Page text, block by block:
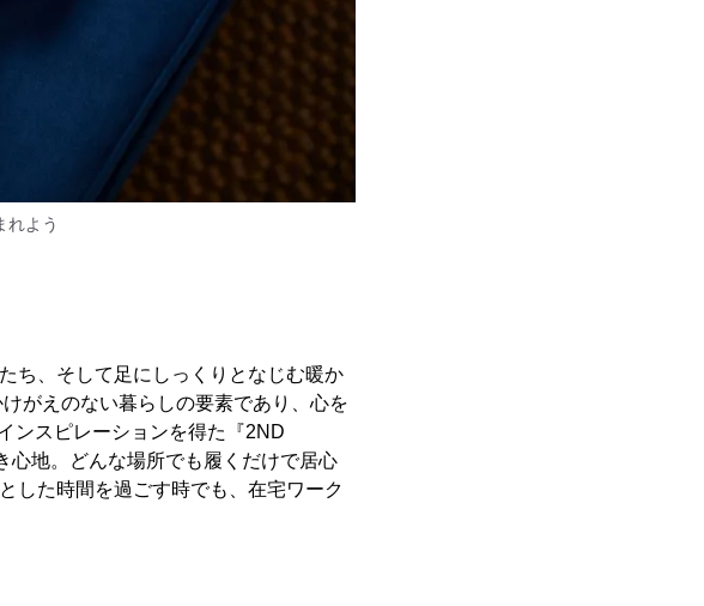
れよう
ち、そして足にしっくりとなじむ暖か
がえのない暮らしの要素であり、心を
ンスピレーションを得た『2ND
心地。どんな場所でも履くだけで居心
した時間を過ごす時でも、在宅ワーク